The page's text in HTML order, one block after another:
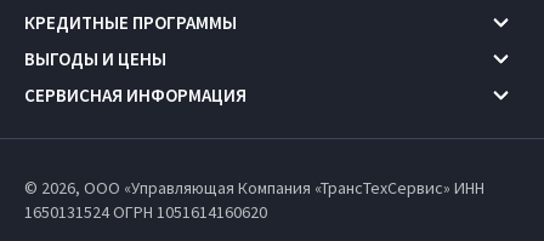
КРЕДИТНЫЕ ПРОГРАММЫ
ВЫГОДЫ И ЦЕНЫ
СЕРВИСНАЯ ИНФОРМАЦИЯ
© 2026, ООО «Управляющая Компания «ТрансТехСервис» ИНН
1650131524ОГРН 1051614160620